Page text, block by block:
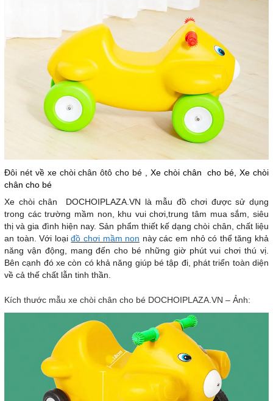
Đôi nét về xe chòi chân ôtô cho bé , Xe chòi chân cho bé, Xe chòi
chân cho bé
Xe chòi chân DOCHOIPLAZA.VN là mẫu đồ chơi được sử dụng
trong các trường mầm non, khu vui chơi,trung tâm mua sắm, siêu
thị và gia đình hiện nay. Sản phẩm thiết kế dạng chòi chân, chất liệu
an toàn. Với loạiđồ chơi mầm non này các em nhỏ có thể tăng khả
năng vận động, mang đến cho bé những giờ phút vui chơi thú vị.
Bên cạnh đó xe còn có khả năng giúp bé tập đi, phát triển toàn diện
về cả thế chất lẫn tinh thần.
Kích thước mẫu xe chòi chân cho bé DOCHOIPLAZA.VN – Ảnh: